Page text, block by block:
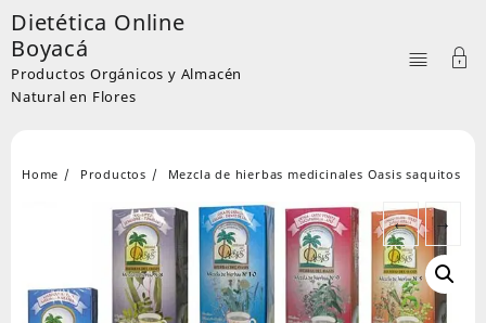
Skip
to
content
Dietética Online
Boyacá
Productos Orgánicos y Almacén
Natural en Flores
Home Productos Mezcla de hierbas medicinales Oasis saquitos
← →